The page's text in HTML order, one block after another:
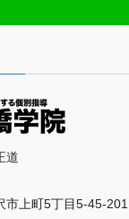
道
市上町5丁目5-45-201